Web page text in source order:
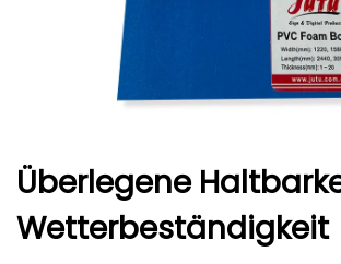
Überlegene
Wetterbeständigkeit